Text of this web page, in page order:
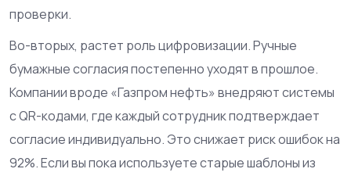
проверки.
Во-вторых, растет роль цифровизации. Ручные
бумажные согласия постепенно уходят в прошлое.
Компании вроде «Газпром нефть» внедряют системы
с QR-кодами, где каждый сотрудник подтверждает
согласие индивидуально. Это снижает риск ошибок на
92%. Если вы пока используете старые шаблоны из